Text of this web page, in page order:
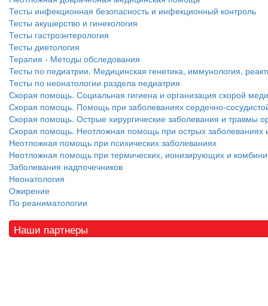
Тесты инфекционная безопасность и инфекционный контроль
Тесты акушерство и гинекология
Тесты гастроэнтерология
Тесты диетология
Терапия - Методы обследования
Тесты по педиатрии. Медицинская генетика, иммунология,
Тесты по неонатологии раздела педиатрия
Скорая помощь. Социальная гигиена и организация скорой
Скорая помощь. Помощь при заболеваниях сердечно-
Скорая помощь. Острые хирургические заболевания и травмы
Скорая помощь. Неотложная помощь при острых заболеваниях
Неотложная помощь при психических заболеваниях
Неотложная помощь при термических, ионизирующих и
Заболевания надпочечников
Неонатология
Ожирение
По реаниматологии
Наши партнеры